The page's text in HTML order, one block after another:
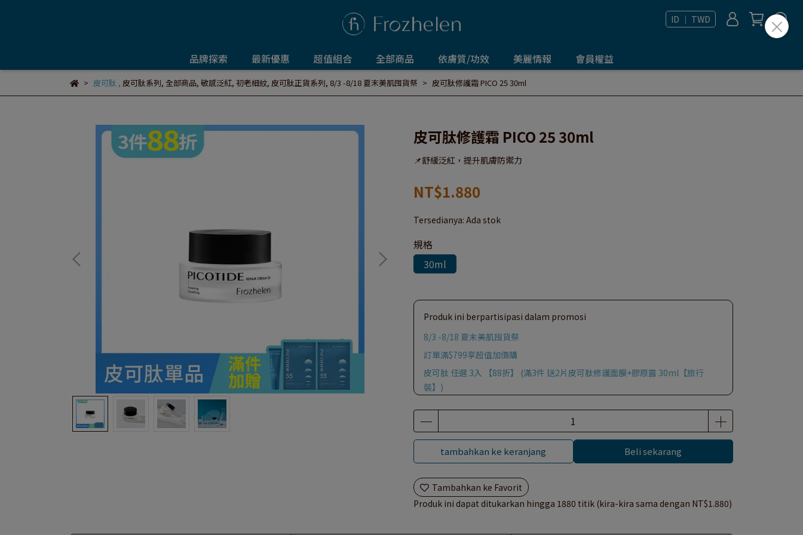
ID ｜ TWD
品牌探索 最新優惠 超值組合 全部商品 依膚質/功效 美麗情報 會員權益
皮可肽 , 皮可肽系列, 全部商品, 敏感泛紅, 初老細紋, 皮可肽正貨系列, 8/3 -8/18 夏末美肌囤貨祭 皮可肽修護霜 PICO 25 30ml
皮可肽修護霜 PICO 25 30ml
📌舒緩泛紅，提升肌膚防禦力
NT$1.880
Tersedianya: Ada stok
規格
30ml
Produk ini berpartisipasi dalam promosi
8/3 -8/18 夏末美肌囤貨祭
訂單滿$799享超值加價購
皮可肽 任選 3入 【88折】 (滿3件 送2片皮可肽修護面膜+膠原露 30ml【旅行
裝】)
tambahkan ke keranjang Beli sekarang
Tambahkan ke Favorit
Produk ini dapat ditukarkan hingga 1880 titik (kira-kira sama dengan NT$1.880)